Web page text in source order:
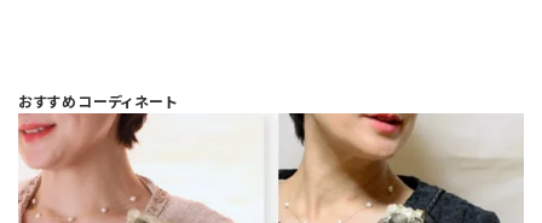
おすすめコーディネート